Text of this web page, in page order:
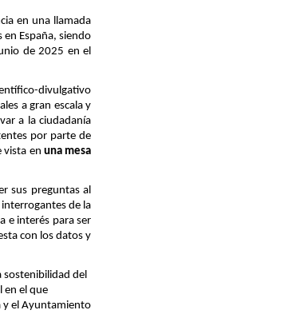
en una llamada
España, siendo
de 2025 en el
divulgativo
a gran escala y
a la ciudadanía
por parte de
vista en una mesa
sus preguntas al
de la
e interés para ser
con los datos y
sostenibilidad del
en el que
y el Ayuntamiento